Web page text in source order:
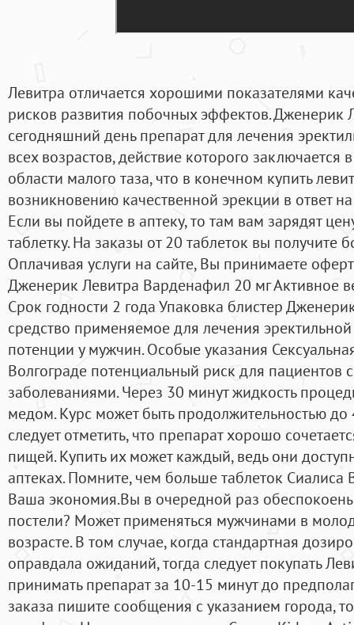
Левитра отличается хорошими показателями
рисков развития побочных эффектов.
сегодняшний день препарат для лечения
всех возрастов, действие которого
области малого таза, что в конечном купить
возникновению качественной эрекции в ответ
Если вы пойдете в аптеку, то там вам зарядят
таблетку. На заказы от 20 таблеток вы получите
Оплачивая услуги на сайте, Вы принимаете
Дженерик Левитра Варденафил 20 мг Активное
Срок годности 2 года Упаковка блистер
средство применяемое для лечения
потенции у мужчин. Особые указания
Волгограде потенциальный риск для пациентов
заболеваниями. Через 30 минут жидкость
медом. Курс может быть продолжительностью до
следует отметить, что препарат хорошо
пищей. Купить их может каждый, ведь они
аптеках. Помните, чем больше таблеток
Ваша экономия.Вы в очередной раз
постели? Может применяться мужчинами в
возрасте. В том случае, когда стандартная
оправдала ожиданий, тогда следует покупать
принимать препарат за 10-15 минут до
заказа пишите сообщения с указанием города,